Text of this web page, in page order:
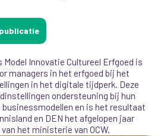
Innovatie Cultureel Erfgoed is
managers in het erfgoed bij het
in het digitale tijdperk. Deze
ondersteuning bij hun
en is het resultaat
en DEN het afgelopen jaar
het ministerie van OCW.